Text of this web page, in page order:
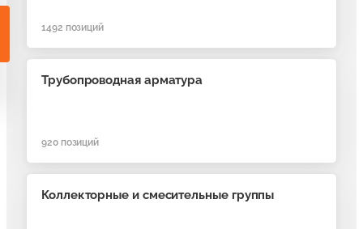
1492 позиций
Трубопроводная арматура
920позиций
Коллекторные и смесительные группы